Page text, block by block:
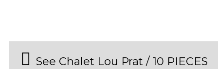
See Chalet Lou Prat / 10 PIECES